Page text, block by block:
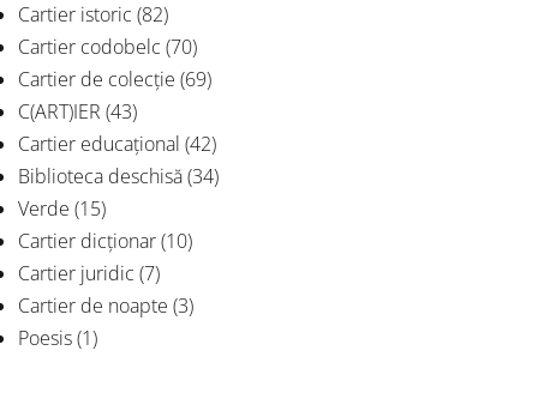
Cartier istoric (82)
Cartier codobelc (70)
Cartier de colecție (69)
C(ART)IER (43)
Cartier educațional (42)
Biblioteca deschisă(34)
Verde (15)
Cartier dicționar(10)
Cartier juridic (7)
Cartier de noapte (3)
Poesis(1)